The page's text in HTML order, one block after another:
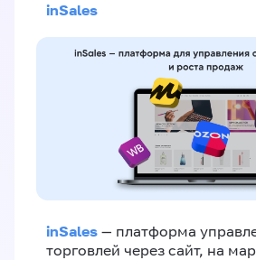
inSales
inSales — платформа
торговлей через сайт, на